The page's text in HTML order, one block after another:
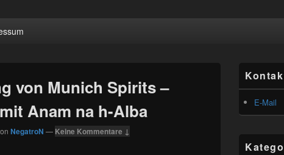
von Munich Spirits –
Anam na h-Alba
NegatroN — Keine Kommentare ↓
Seitenleisten
Widget-
BereichE-Mail